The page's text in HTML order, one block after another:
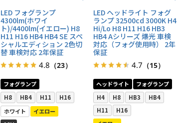
LED フォグランプ
4300lm(ホワイ
ト)/4400lm(イエロー) H8
H11 H16 HB4 HB4 SE スペ
シャルエディション 2色切
替 車検対応 2年保証
4.8 （23）
フォグランプ
H8
HB4 H11
H16
ホワイト
イエロー
LED ヘッドライト フォグ
ランプ 32500cd 3000K H4
Hi/Lo H8 H11 H16 HB3
HB4 Aシリーズ 爆光 車検
対応（フォグ使用時） 2年
保証
4.7 （15）
ヘッドライト
フォグランプ
H4
H8 HB3
HB4
H11
H16